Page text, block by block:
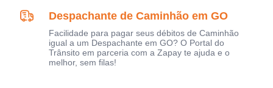
Despachante de Caminhão em GO
Facilidade para pagar seus débitos de Caminhão
igual a um Despachante em GO? O Portal do
Trânsito em parceria com a Zapay te ajuda e o
melhor, sem filas!